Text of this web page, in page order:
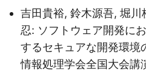
吉田貴裕, 鈴木源吾, 堀
忍: ソフトウェア開発に
するセキュアな開発環境
情報処理学会全国大会